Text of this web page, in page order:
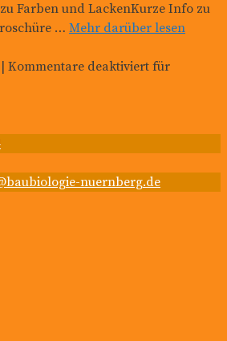
Farben und LackenKurze Info zu
… Mehr darüber lesen
Kommentare deaktiviert für
nuernberg.de